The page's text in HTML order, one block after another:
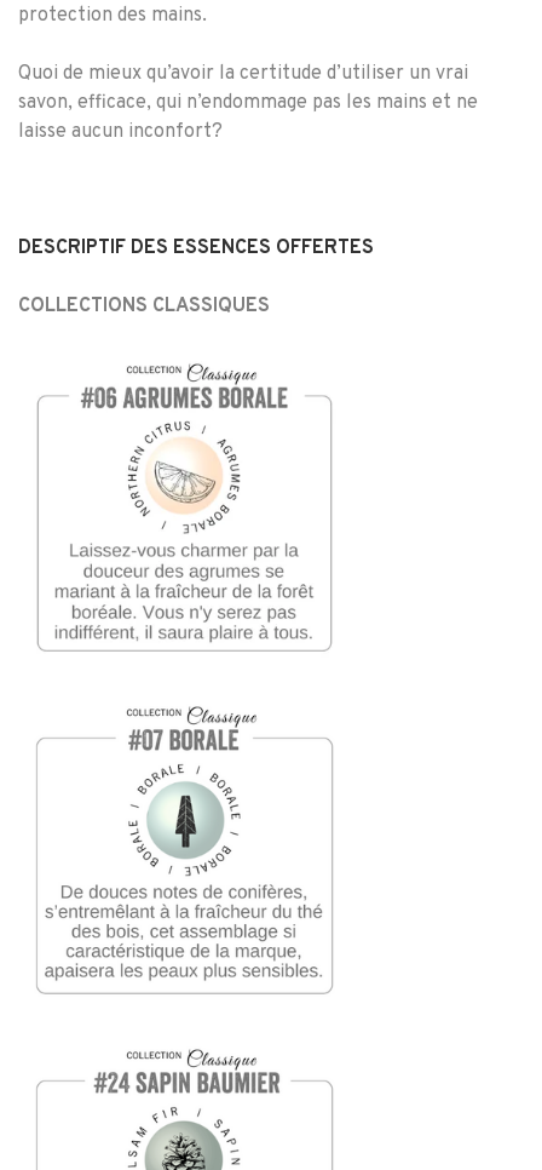
protection des mains.
Quoi de mieux qu’avoir la certitude d’utiliser un vrai
savon, efficace, qui n’endommage pas les mains et ne
laisse aucun inconfort?
DESCRIPTIF DES ESSENCES OFFERTES
COLLECTIONS CLASSIQUES